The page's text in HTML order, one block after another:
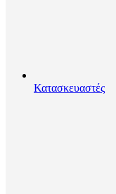
Κατασκευαστές